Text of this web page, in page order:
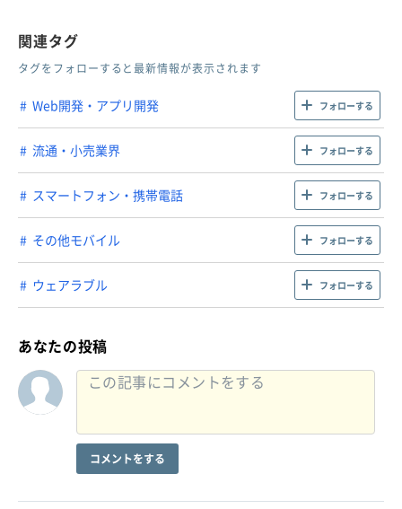
関連タグ
タグをフォローすると最新情報が表示されます
Web開発・アプリ開発 フォローする
流通・小売業界 フォローする
スマートフォン・携帯電話 フォローする
その他モバイル フォローする
ウェアラブル フォローする
あなたの投稿
コメントをする